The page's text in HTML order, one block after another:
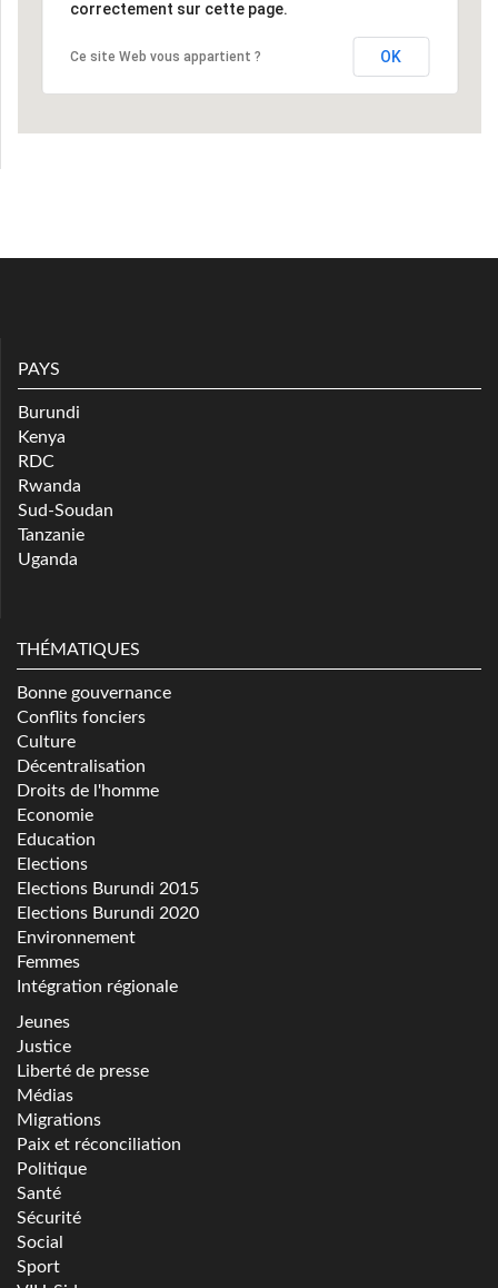
correctement sur cette page.
Ce site Web vous appartient ? OK
PAYS
Burundi
Kenya
RDC
Rwanda
Sud-Soudan
Tanzanie
Uganda
THÉMATIQUES
Bonne gouvernance
Conflits fonciers
Culture
Décentralisation
Droits de l'homme
Economie
Education
Elections
Elections Burundi 2015
Elections Burundi 2020
Environnement
Femmes
Intégration régionale
Jeunes
Justice
Liberté de presse
Médias
Migrations
Paix et réconciliation
Politique
Santé
Sécurité
Social
Sport